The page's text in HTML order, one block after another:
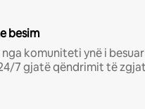
besim
nga komuniteti ynë i
7 gjatë qëndrimit të